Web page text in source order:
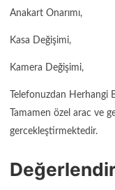
Anakart Onarımı,
Kasa Değişimi,
Kamera Değişimi,
Telefonuzdan Herhangi
Tamamen özel arac ve
gercekleştirmektedir.